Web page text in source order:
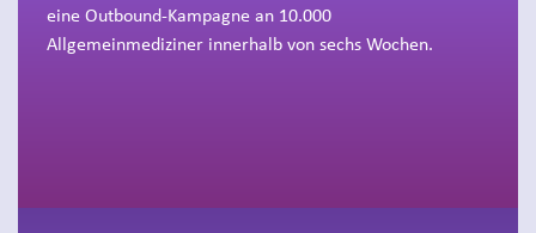
eine Outbound-Kampagne an 10.000
Allgemeinmediziner innerhalb von sechs Wochen.